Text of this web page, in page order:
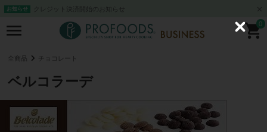
お知らせ クレジット決済開始のお知らせ
0
全商品 チョコレート
ベルコラーデ
C